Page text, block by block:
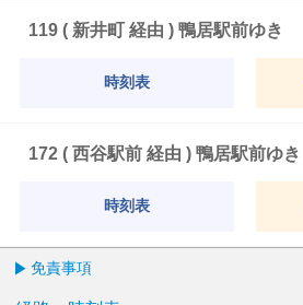
119 ( 新井町 経由 ) 鴨居駅前ゆき
時刻表
172 ( 西谷駅前 経由 ) 鴨居駅前ゆき
時刻表
免責事項